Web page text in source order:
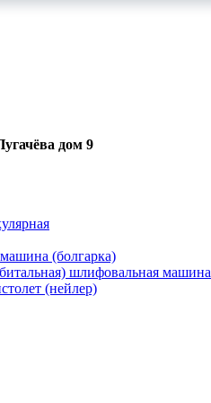
дом 9
(болгарка)
шлифовальная машина
(нейлер)